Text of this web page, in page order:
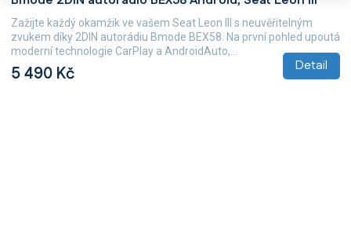
5 490 Kč Detail
Zažijte každý okamžik ve vašem Seat Leon III s neuvěřitelným
zvukem díky 2DIN autorádiu Bmode BEX58. Na první pohled upoutá
moderní technologie CarPlay a AndroidAuto,...